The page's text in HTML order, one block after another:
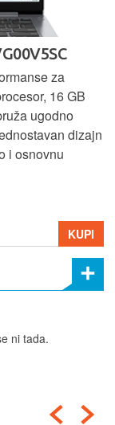
za
16 GB
ugodno
dizajn
i osnovnu
KUPI
ni tada.